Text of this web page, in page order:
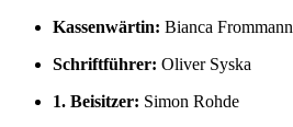
Kassenwärtin: Bianca Frommann
Schriftführer: Oliver Syska
1. Beisitzer: Simon Rohde